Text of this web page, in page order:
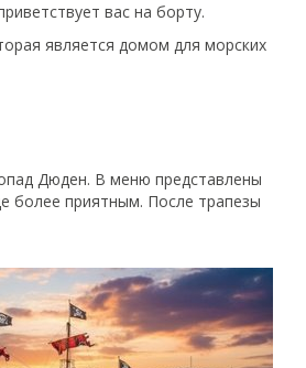
вас на борту.
является домом для морских
Дюден. В меню представлены
более приятным. После трапезы